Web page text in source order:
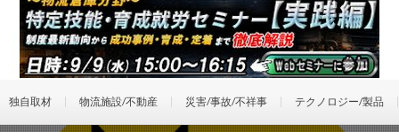
独自取材 物流施設/不動産 災害/事故/不祥事 テクノロジー/製品